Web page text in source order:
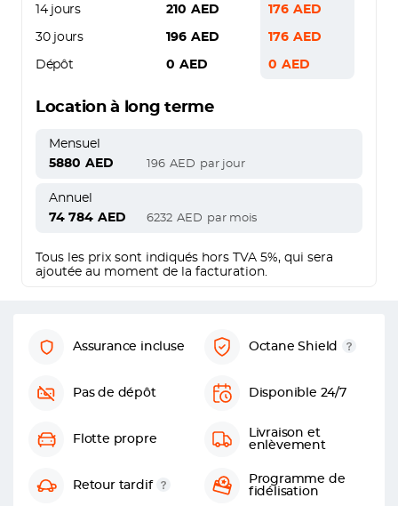
14 jours 210 AED 176 AED
30 jours 196 AED 176 AED
Dépôt 0 AED 0 AED
Location à long terme
Mensuel
5880 AED 196 AED par jour
Annuel
74 784 AED 6232 AED par mois
Tous les prix sont indiqués hors TVA 5%, qui sera
ajoutée au moment de la facturation.
Assurance incluse Octane Shield
Pas de dépôt Disponible 24/7
Flotte propre
Livraison et
enlèvement
Retour tardif
Programme de
fidélisation